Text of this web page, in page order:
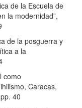
de la Escuela de
la modernidad”,
de la posguerra y
a la
como
Caracas,
40